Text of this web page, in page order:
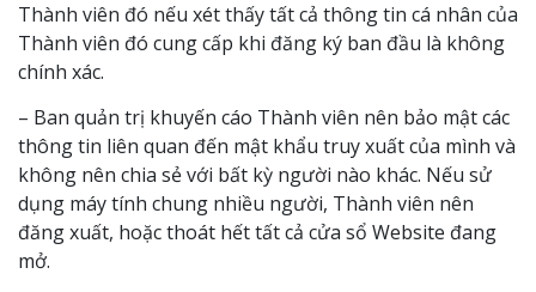
Thành viên đó nếu xét thấy tất cả thông tin cá nhân của
Thành viên đó cung cấp khi đăng ký ban đầu là không
chính xác.
– Ban quản trị khuyến cáo Thành viên nên bảo mật các
thông tin liên quan đến mật khẩu truy xuất của mình và
không nên chia sẻ với bất kỳ người nào khác. Nếu sử
dụng máy tính chung nhiều người, Thành viên nên
đăng xuất, hoặc thoát hết tất cả cửa sổ Website đang
mở.